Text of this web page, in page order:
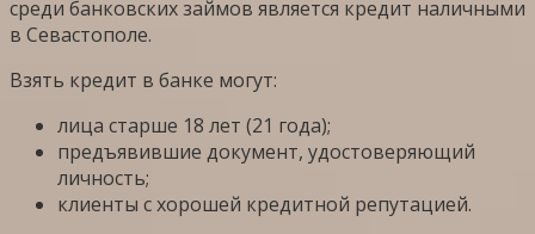
среди банковских займов является кредит наличными
в Севастополе.
Взять кредит в банке могут:
лица старше 18 лет (21 года);
предъявившие документ, удостоверяющий
личность;
клиенты с хорошей кредитной репутацией.